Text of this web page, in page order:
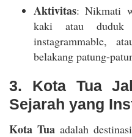
Aktivitas: Nikmati
kaki atau
instagrammable,
belakang patung-
3. Kota Tua
Sejarah yang
Kota Tuaadalah